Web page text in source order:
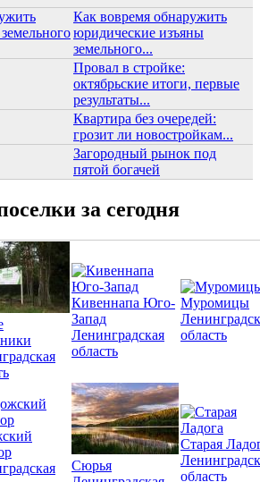
Как вовремя обнаружить
юридические изъяны
земельного...
Провал в стройке:
октябрьские итоги, первые
результаты...
Квартира без очередей:
грозит ли новостройкам...
Загородный рынок под
пятой богачей
за сегодня
Кивеннапа Юго-
Запад
Ленинградская
область
Муромицы
область
Сюрья
Старая
область